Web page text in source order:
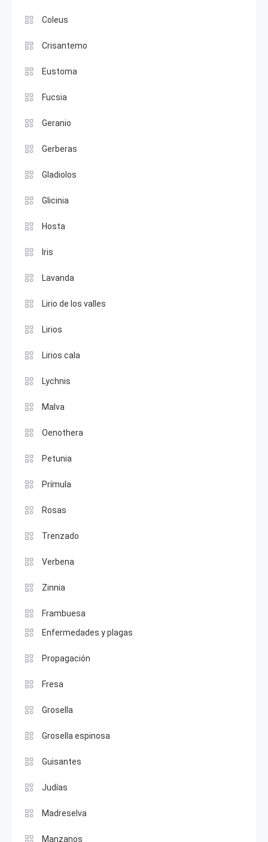
Coleus
Crisantemo
Eustoma
Fucsia
Geranio
Gerberas
Gladiolos
Glicinia
Hosta
Iris
Lavanda
Lirio de los valles
Lirios
Lirios cala
Lychnis
Malva
Oenothera
Petunia
Prímula
Rosas
Trenzado
Verbena
Zinnia
Frambuesa
Enfermedades y plagas
Propagación
Fresa
Grosella
Grosella espinosa
Guisantes
Judías
Madreselva
Manzanos